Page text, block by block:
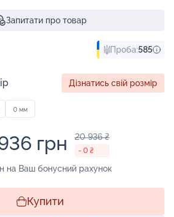
Запитати про товар
Проба:585
Дізнатись свій розмір
0 мм
грн 20 936 ₴
- 0 ₴
на Ваш бонусний рахунок
Купити